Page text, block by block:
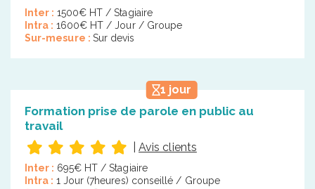
Inter : 1500€ HT / Stagiaire
Intra : 1600€ HT / Jour / Groupe
Sur-mesure : Sur devis
1 jour
Formation prise de parole en public au
travail
Avis clients
Inter : 695€ HT / Stagiaire
Intra : 1 Jour (7heures) conseillé / Groupe